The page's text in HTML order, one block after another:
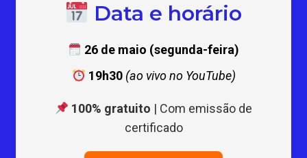
Data e horário
26 de maio (segunda-feira)
19h30 (ao vivo no YouTube)
100% gratuito | Com emissão de
certificado